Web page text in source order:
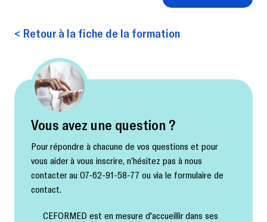
< Retour à la fiche de la formation
Vous avez une question ?
Pour répondre à chacune de vos questions et pour
vous aider à vous inscrire, n’hésitez pas à nous
contacter au 07-62-91-58-77 ou via le formulaire de
contact.
CEFORMED est en mesure d'accueillir dans ses